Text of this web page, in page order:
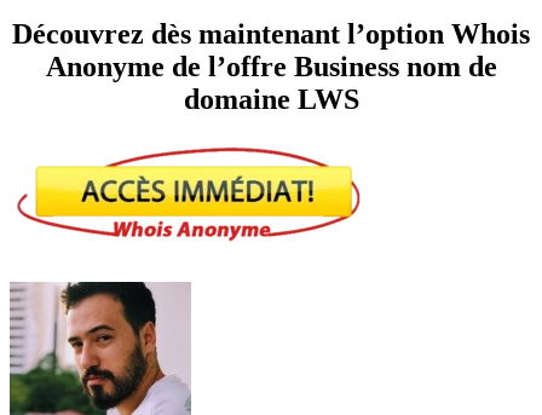
Découvrez dès maintenant l’option Whois
Anonyme de l’offre Business nom de
domaine LWS